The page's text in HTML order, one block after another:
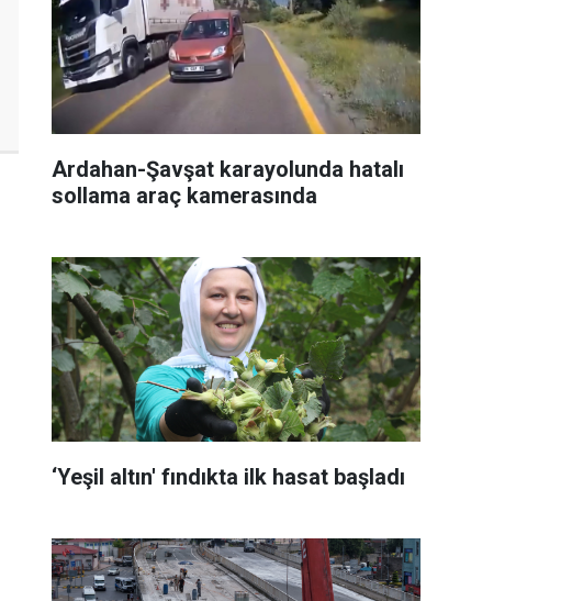
Ardahan-Şavşat karayolunda hatalı
sollama araç kamerasında
‘Yeşil altın' fındıkta ilk hasat başladı